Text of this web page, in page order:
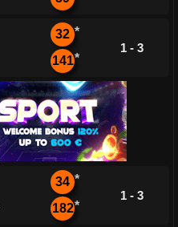
32 *
141*
1 - 3
34 *
182*
1 - 3